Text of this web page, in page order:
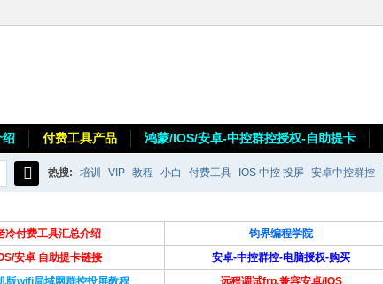
绍 付费工具产品 鸿蒙/IOS/安卓-中控群控授权-自助提卡
索
热搜: 培训 VIP 教程 小白 付费工具 IOS 中控 投屏 安卓中控群控
冷付费工具汇总介绍 钧界编程学院
安卓 自助提卡链接 安卓-中控群控-电脑授权-购买
版wifi局域网群控投屏教程 远程调试frp,兼容安卓/IOS